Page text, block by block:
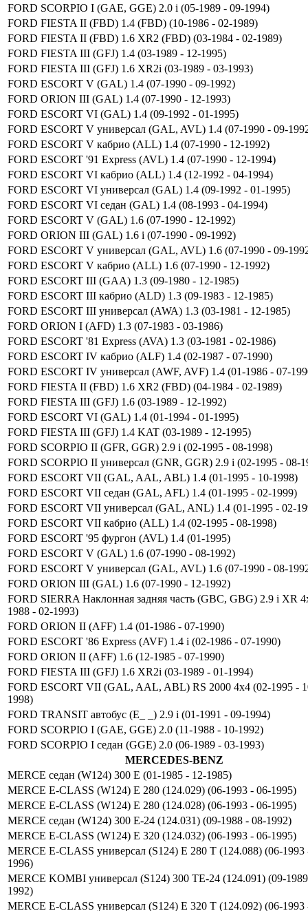
FORD SCORPIO I (GAE, GGE) 2.0 i (05-1989 - 09-1994)
FORD FIESTA II (FBD) 1.4 (FBD) (10-1986 - 02-1989)
FORD FIESTA II (FBD) 1.6 XR2 (FBD) (03-1984 - 02-1989)
FORD FIESTA III (GFJ) 1.4 (03-1989 - 12-1995)
FORD FIESTA III (GFJ) 1.6 XR2i (03-1989 - 03-1993)
FORD ESCORT V (GAL) 1.4 (07-1990 - 09-1992)
FORD ORION III (GAL) 1.4 (07-1990 - 12-1993)
FORD ESCORT VI (GAL) 1.4 (09-1992 - 01-1995)
FORD ESCORT V универсал (GAL, AVL) 1.4 (07-1990 - 09-
FORD ESCORT V кабрио (ALL) 1.4 (07-1990 - 12-1992)
FORD ESCORT '91 Express (AVL) 1.4 (07-1990 - 12-1994)
FORD ESCORT VI кабрио (ALL) 1.4 (12-1992 - 04-1994)
FORD ESCORT VI универсал (GAL) 1.4 (09-1992 - 01-1995)
FORD ESCORT VI седан (GAL) 1.4 (08-1993 - 04-1994)
FORD ESCORT V (GAL) 1.6 (07-1990 - 12-1992)
FORD ORION III (GAL) 1.6 i (07-1990 - 09-1992)
FORD ESCORT V универсал (GAL, AVL) 1.6 (07-1990 - 09-
FORD ESCORT V кабрио (ALL) 1.6 (07-1990 - 12-1992)
FORD ESCORT III (GAA) 1.3 (09-1980 - 12-1985)
FORD ESCORT III кабрио (ALD) 1.3 (09-1983 - 12-1985)
FORD ESCORT III универсал (AWA) 1.3 (03-1981 - 12-1985)
FORD ORION I (AFD) 1.3 (07-1983 - 03-1986)
FORD ESCORT '81 Express (AVA) 1.3 (03-1981 - 02-1986)
FORD ESCORT IV кабрио (ALF) 1.4 (02-1987 - 07-1990)
FORD ESCORT IV универсал (AWF, AVF) 1.4 (01-1986 - 07-
FORD FIESTA II (FBD) 1.6 XR2 (FBD) (04-1984 - 02-1989)
FORD FIESTA III (GFJ) 1.6 (03-1989 - 12-1992)
FORD ESCORT VI (GAL) 1.4 (01-1994 - 01-1995)
FORD FIESTA III (GFJ) 1.4 KAT (03-1989 - 12-1995)
FORD SCORPIO II (GFR, GGR) 2.9 i (02-1995 - 08-1998)
FORD SCORPIO II универсал (GNR, GGR) 2.9 i (02-1995 - 08-
FORD ESCORT VII (GAL, AAL, ABL) 1.4 (01-1995 - 10-1998)
FORD ESCORT VII седан (GAL, AFL) 1.4 (01-1995 - 02-1999)
FORD ESCORT VII универсал (GAL, ANL) 1.4 (01-1995 - 02-
FORD ESCORT VII кабрио (ALL) 1.4 (02-1995 - 08-1998)
FORD ESCORT '95 фургон (AVL) 1.4 (01-1995)
FORD ESCORT V (GAL) 1.6 (07-1990 - 08-1992)
FORD ESCORT V универсал (GAL, AVL) 1.6 (07-1990 - 08-
FORD ORION III (GAL) 1.6 (07-1990 - 12-1992)
FORD SIERRA Наклонная задняя часть (GBC, GBG) 2.9 i XR
1988 - 02-1993)
FORD ORION II (AFF) 1.4 (01-1986 - 07-1990)
FORD ESCORT '86 Express (AVF) 1.4 i (02-1986 - 07-1990)
FORD ORION II (AFF) 1.6 (12-1985 - 07-1990)
FORD FIESTA III (GFJ) 1.6 XR2i (03-1989 - 01-1994)
FORD ESCORT VII (GAL, AAL, ABL) RS 2000 4x4 (02-1995 -
1998)
FORD TRANSIT автобус (E_ _) 2.9 i (01-1991 - 09-1994)
FORD SCORPIO I (GAE, GGE) 2.0 (11-1988 - 10-1992)
FORD SCORPIO I седан (GGE) 2.0 (06-1989 - 03-1993)
MERCEDES-BENZ
MERCE седан (W124) 300 E (01-1985 - 12-1985)
MERCE E-CLASS (W124) E 280 (124.029) (06-1993 - 06-1995)
MERCE E-CLASS (W124) E 280 (124.028) (06-1993 - 06-1995)
MERCE седан (W124) 300 E-24 (124.031) (09-1988 - 08-1992)
MERCE E-CLASS (W124) E 320 (124.032) (06-1993 - 06-1995)
MERCE E-CLASS универсал (S124) E 280 T (124.088) (06-1993
1996)
MERCE KOMBI универсал (S124) 300 TE-24 (124.091) (09-
1992)
MERCE E-CLASS универсал (S124) E 320 T (124.092) (06-1993